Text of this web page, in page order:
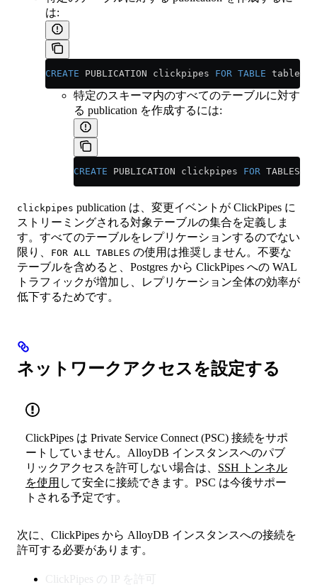
は:
CREATE PUBLICATION clickpipes FOR TABLE
特定のスキーマ内のすべてのテーブルに対す
る publication を作成するには:
CREATE PUBLICATION clickpipes FOR TABLES
clickpipes publication は、変更イベントが ClickPipes に
ストリーミングされる対象テーブルの集合を定義しま
す。すべてのテーブルをレプリケーションするのでない
限り、
FOR ALL TABLES の使用は推奨しません。不要な
テーブルを含めると、Postgres から ClickPipes への WAL
トラフィックが増加し、レプリケーション全体の効率が
低下するためです。
ネットワークアクセスを設定する
ClickPipes は Private Service Connect (PSC) 接続をサポ
ートしていません。AlloyDB インスタンスへのパブ
リックアクセスを許可しない場合は、 SSH トンネル
を使用 して安全に接続できます。PSC は今後サポー
トされる予定です。
次に、ClickPipes から AlloyDB インスタンスへの接続を
許可する必要があります。
ClickPipes の IP を許可